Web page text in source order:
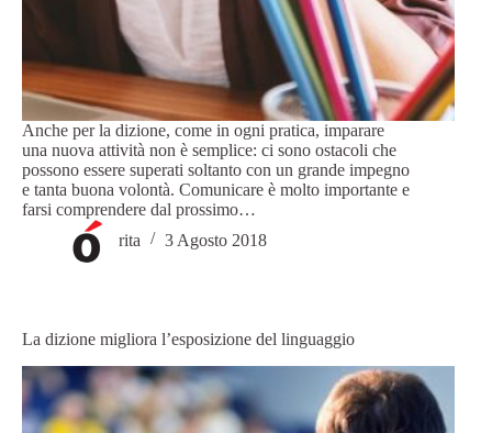
Anche per la dizione, come in ogni pratica, imparare
una nuova attività non è semplice: ci sono ostacoli che
possono essere superati soltanto con un grande impegno
e tanta buona volontà. Comunicare è molto importante e
farsi comprendere dal prossimo…
rita
3 Agosto 2018
La dizione migliora l’esposizione del linguaggio